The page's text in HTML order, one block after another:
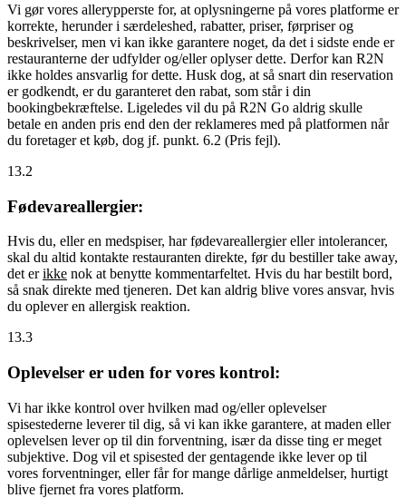
Vi gør vores allerypperste for, at oplysningerne på vores platforme er
korrekte, herunder i særdeleshed, rabatter, priser, førpriser og
beskrivelser, men vi kan ikke garantere noget, da det i sidste ende er
restauranterne der udfylder og/eller oplyser dette. Derfor kan R2N
ikke holdes ansvarlig for dette. Husk dog, at så snart din reservation
er godkendt, er du garanteret den rabat, som står i din
bookingbekræftelse. Ligeledes vil du på R2N Go aldrig skulle
betale en anden pris end den der reklameres med på platformen når
du foretager et køb, dog jf. punkt. 6.2 (Pris fejl).
13.2
Fødevareallergier:
Hvis du, eller en medspiser, har fødevareallergier eller intolerancer,
skal du altid kontakte restauranten direkte, før du bestiller take away,
det erikke nok at benytte kommentarfeltet. Hvis du har bestilt bord,
så snak direkte med tjeneren. Det kan aldrig blive vores ansvar, hvis
du oplever en allergisk reaktion.
13.3
Oplevelser er uden for vores kontrol:
Vi har ikke kontrol over hvilken mad og/eller oplevelser
spisestederne leverer til dig, så vi kan ikke garantere, at maden eller
oplevelsen lever op til din forventning, især da disse ting er meget
subjektive. Dog vil et spisested der gentagende ikke lever op til
vores forventninger, eller får for mange dårlige anmeldelser, hurtigt
blive fjernet fra vores platform.